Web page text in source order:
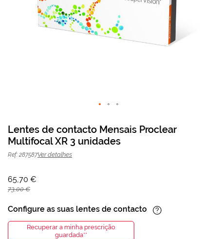
Lentes de contacto Mensais Proclear
Multifocal XR 3 unidades
para
o
início
Galeria
Lentes de contacto Mensais Proclear
Multifocal XR 3 unidades
Ref: 287587Ver detalhes
65,70 €
73,00 €
Configure as suas lentes de contacto
Informação
Recuperar a minha prescrição
guardada